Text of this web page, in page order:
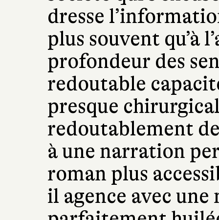
dresse
plus souvent qu’à
profondeur des
redoutable
presque
redoutablement
à une narration
roman plus
il agence avec une